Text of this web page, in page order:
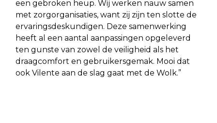
een gebroken heup. Wij werken nauw samen
met zorgorganisaties, want zij zijn ten slotte de
ervaringsdeskundigen. Deze samenwerking
heeft al een aantal aanpassingen opgeleverd
ten gunste van zowel de veiligheid als het
draagcomfort en gebruikersgemak. Mooi dat
ook Vilente aan de slag gaat met de Wolk.”